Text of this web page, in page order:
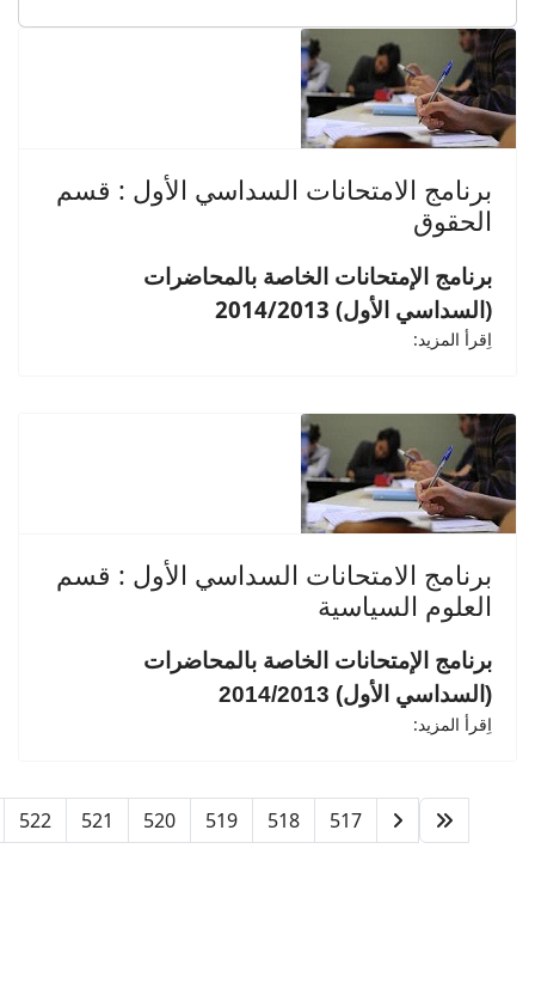
برنامج الامتحانات السداسي الأول : قسم
الحقوق
برنامج الإمتحانات الخاصة بالمحاضرات
(السداسي الأول) 2014/2013
اِقرأ المزيد:
برنامج الامتحانات السداسي الأول : قسم
العلوم السياسية
برنامج الإمتحانات الخاصة بالمحاضرات
(السداسي الأول) 2014/2013
اِقرأ المزيد:
517
518
519
520
521
522